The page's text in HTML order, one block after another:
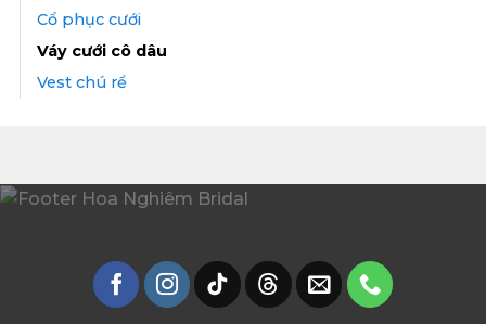
Cổ phục cưới
Váy cưới cô dâu
Vest chú rể